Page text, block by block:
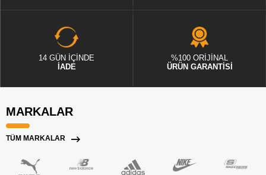
14 GÜN İÇİNDE
İADE
%100 ORİJİNAL
ÜRÜN GARANTİSİ
MARKALAR
TÜM MARKALAR